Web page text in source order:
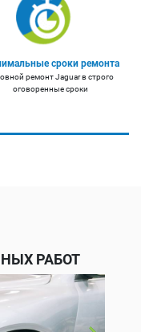
сроки ремонта
ремонт Jaguar в строго
оговоренные сроки
РАБОТ